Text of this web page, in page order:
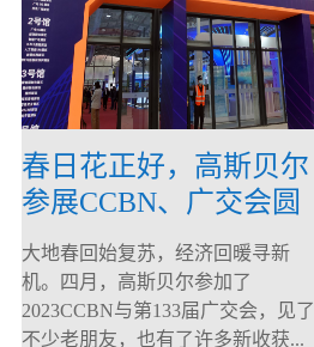
春日花正好，高斯贝尔
参展CCBN、广交会圆
满落幕！
大地春回始复苏，经济回暖寻新
机。四月，高斯贝尔参加了
2023CCBN与第133届广交会，见了
不少老朋友，也有了许多新收获...